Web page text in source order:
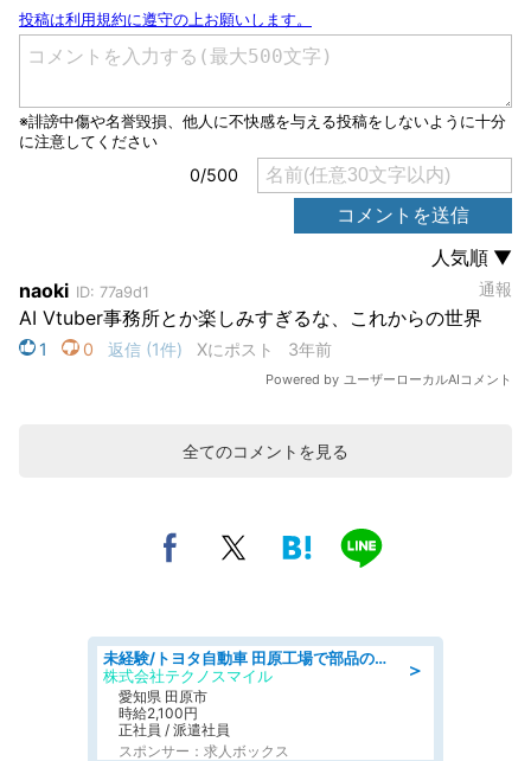
全てのコメントを見る
＞
未経験/トヨタ自動車 田原工場で部品の運搬作業/tutumi
株式会社テクノスマイル
愛知県 田原市
時給2,100円
正社員 / 派遣社員
スポンサー：求人ボックス